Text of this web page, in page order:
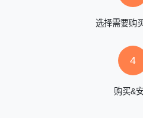
选择需要购
4
购买&